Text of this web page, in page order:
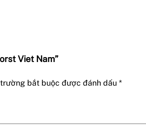
Viet Nam”
bắt buộc được đánh dấu *